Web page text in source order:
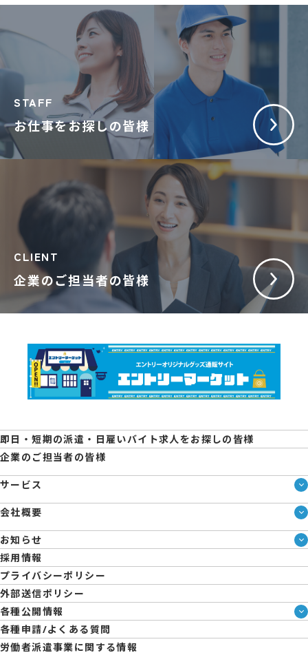
お仕事をお探しの皆様
STAFF
企業のご担当者の皆様
CLIENT
即日・短期の派遣・日雇いバイト求人をお探しの皆様
企業のご担当者の皆様
サービス
サービス一覧
即日・単発のバイト探しは「スマジョブ」
エントリーマーケット
会社概要
会社概要
メディア情報
人材派遣について
コーポレートガバナンス
拠点一覧
日雇派遣の原則禁止について
エントリーのサポートについて
お知らせ
ブログ
企業様向けお役立ちブログ
採用情報
プライバシーポリシー
外部送信ポリシー
各種公開情報
ハラスメント防止・対策方針
育児休業取得率および職場復帰率報告書
各種申請/よくある質問
労働者派遣事業に関する情報